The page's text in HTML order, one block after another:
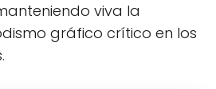
viva la
gráfico crítico en los